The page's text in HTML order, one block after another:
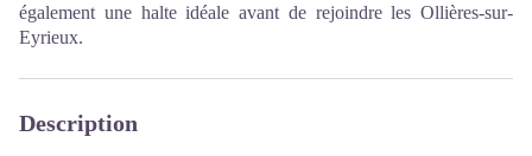
également une halte idéale avant de rejoindre les Ollières-sur-
Eyrieux.
Description